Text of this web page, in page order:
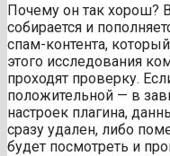
Почему он так хорош?
собирается и
спам-контента,
этого исследования
проходят проверку.
положительной — в
настроек плагина,
сразу удален, либо
будет посмотреть и